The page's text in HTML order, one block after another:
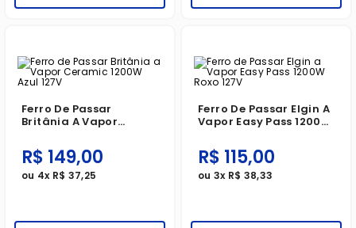
Ferro De Passar
Britânia A Vapor
127V
R$ 149,00
ou 4x R$ 37,25
Ferro De Passar Elgin A
Vapor Easy Pass 1200W
R$ 115,00
ou 3x R$ 38,33